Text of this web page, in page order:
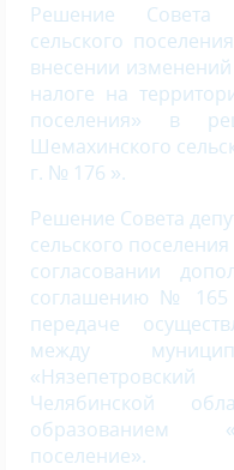
Решение Совета
сельского
внесении
налоге на
поселения» в
Шемахинского
г. № 176 ».
Решение Совета
сельского
согласовании
соглашению № 165
передаче
между
Челябинской
образованием
поселение».